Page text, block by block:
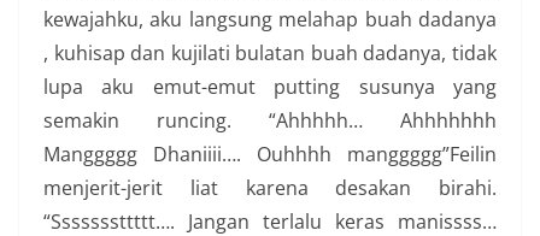
kewajahku, aku langsung melahap buah dadanya
, kuhisap dan kujilati bulatan buah dadanya, tidak
lupa aku emut-emut putting susunya yang
semakin runcing. “Ahhhhh… Ahhhhhhh
Manggggg Dhaniiii…. Ouhhhh manggggg”Feilin
menjerit-jerit liat karena desakan birahi.
“Sssssssttttt…. Jangan terlalu keras manissss…